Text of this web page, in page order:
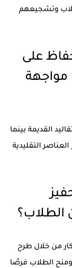
وتشجيعهم
على
مواجهة
القديمة بينما
التقليدية
الطلاب؟
من خلال طرح
الطلاب فرصًا